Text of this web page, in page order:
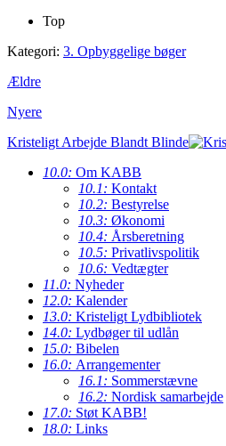
Top
Kategori: 3. Opbyggelige bøger
Ældre
Nyere
Kristeligt Arbejde Blandt Blinde
10.0: Om KABB
10.1: Kontakt
10.2: Bestyrelse
10.3: Økonomi
10.4: Årsberetning
10.5: Privatlivspolitik
10.6: Vedtægter
11.0: Nyheder
12.0: Kalender
13.0: Kristeligt Lydbibliotek
14.0: Lydbøger til udlån
15.0: Bibelen
16.0: Arrangementer
16.1: Sommerstævne
16.2: Nordisk samarbejde
17.0: Støt KABB!
18.0: Links